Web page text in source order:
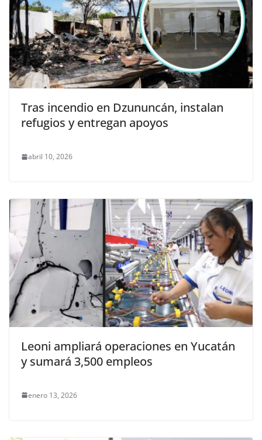
Tras incendio en Dzununcán, instalan
refugios y entregan apoyos
abril 10, 2026
Leoni ampliará operaciones en Yucatán
y sumará 3,500 empleos
enero 13, 2026